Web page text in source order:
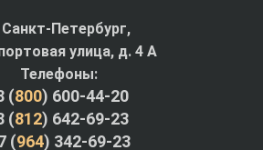
Санкт-Петербург,
улица, д. 4 A
Телефоны:
(800) 600-44-20
(812) 642-69-23
(964) 342-69-23